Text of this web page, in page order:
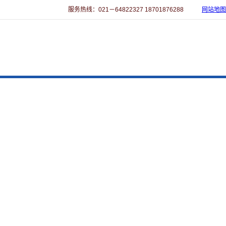
服务热线：021－64822327 18701876288 网站地图